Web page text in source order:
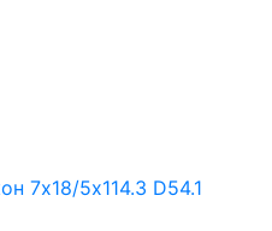
7х18/5х114.3 D54.1